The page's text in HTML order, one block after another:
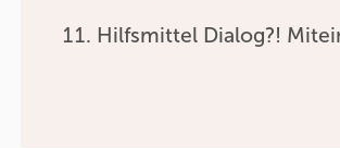
Hilfsmittel Dialog?!